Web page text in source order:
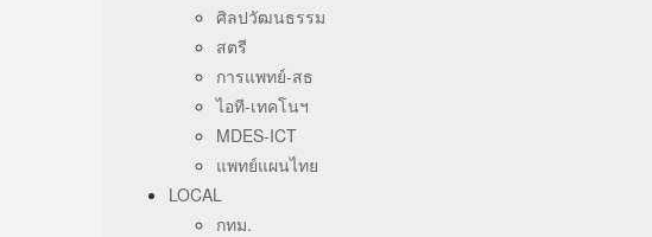
ศิลปวัฒนธรรม
สตรี
การแพทย์-สธ
ไอที-เทคโนฯ
MDES-ICT
แพทย์แผนไทย
LOCAL
กทม.